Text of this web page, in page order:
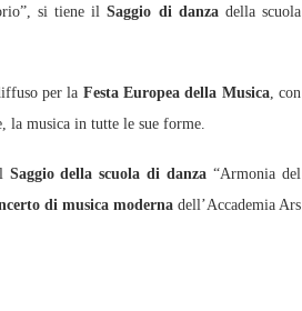
si tiene ilSaggio di danzadella scuola
per la Festa Europea della Musica, con
la musica in tutte le sue forme.
Saggio della scuola di danza “Armonia del
di musica moderna dell’Accademia Ars